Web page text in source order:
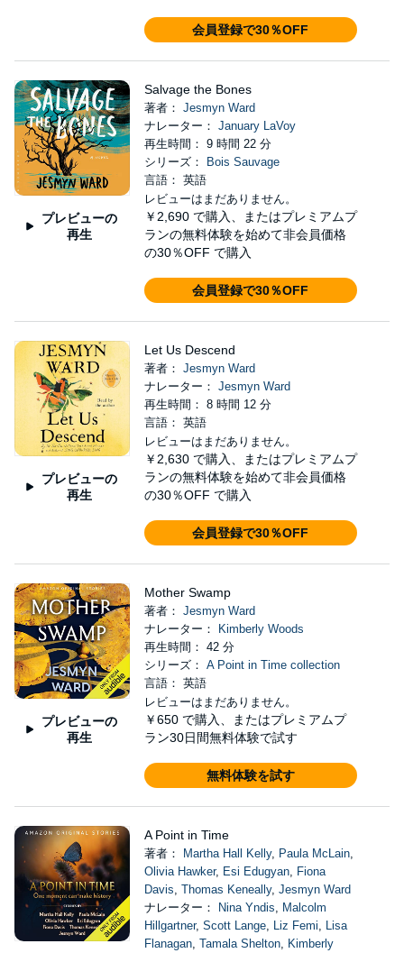
会員登録で30％OFF
プレビューの
再生
Salvage the Bones
著者： Jesmyn Ward
ナレーター： January LaVoy
再生時間： 9 時間 22 分
シリーズ：
Bois Sauvage
言語： 英語
レビューはまだありません。
￥2,690 で購入、またはプレミアムプ
ランの無料体験を始めて非会員価格
の30％OFF で購入
会員登録で30％OFF
プレビューの
再生
Let Us Descend
著者： Jesmyn Ward
ナレーター： Jesmyn Ward
再生時間： 8 時間 12 分
言語： 英語
レビューはまだありません。
￥2,630 で購入、またはプレミアムプ
ランの無料体験を始めて非会員価格
の30％OFF で購入
会員登録で30％OFF
プレビューの
再生
Mother Swamp
著者： Jesmyn Ward
ナレーター：
Kimberly Woods
再生時間： 42 分
シリーズ： A Point in Time collection
言語： 英語
レビューはまだありません。
￥650 で購入、またはプレミアムプ
ラン30日間無料体験で試す
無料体験を試す
A Point in Time
著者： Martha Hall Kelly, Paula McLain,
Olivia Hawker, Esi Edugyan, Fiona
Davis, Thomas Keneally, Jesmyn Ward
ナレーター：
Nina Yndis, Malcolm
Hillgartner, Scott Lange, Liz Femi, Lisa
Flanagan, Tamala Shelton, Kimberly